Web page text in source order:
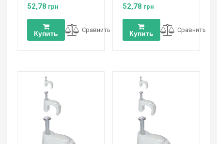
52,78 грн
Купить Сравнить
52,78 грн
Купить Сравнить